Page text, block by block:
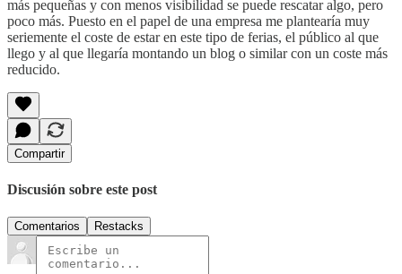
más pequeñas y con menos visibilidad se puede rescatar algo, pero
poco más. Puesto en el papel de una empresa me plantearía muy
seriemente el coste de estar en este tipo de ferias, el público al que
llego y al que llegaría montando un blog o similar con un coste más
reducido.
Compartir
Discusión sobre este post
Comentarios Restacks